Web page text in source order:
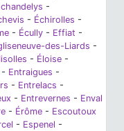
-
- Échirolles -
- Écully - Effiat -
des-Liards -
- Éloise -
- Entraigues -
- Entrelacs -
- Entrevernes - Enval
- Érôme - Escoutoux
- Espenel -